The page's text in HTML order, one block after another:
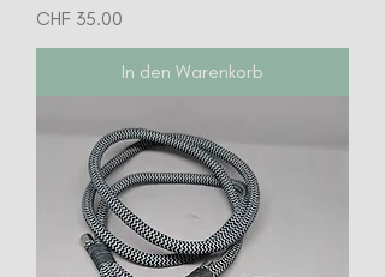
Preis
CHF 35.00
In den Warenkorb